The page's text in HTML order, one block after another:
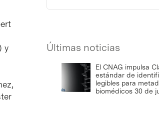
y
Últimas noticias
El CNAG impulsa
estándar de
legibles para
biomédicos 30 de